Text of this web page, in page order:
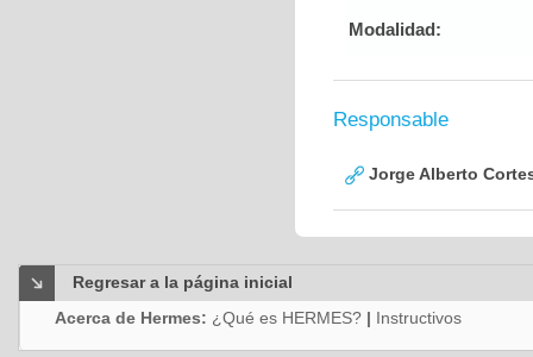
Modalidad:
Responsable
Jorge Alberto
Regresar a la página inicial
Acerca de Hermes: ¿Qué es HERMES? | Instructivos